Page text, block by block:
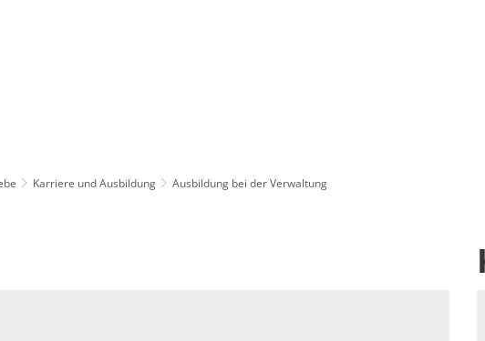
Karriere und Ausbildung Ausbildung bei der Verwaltung